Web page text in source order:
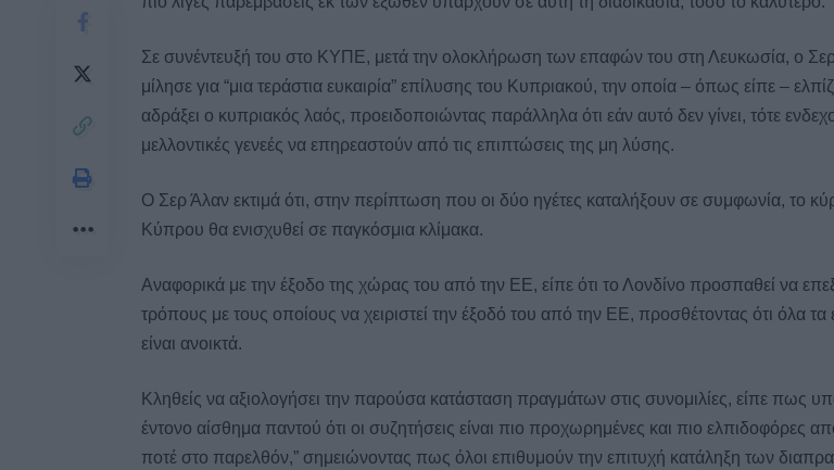
Σε συνέντευξή του στο ΚΥΠΕ, μετά την ολοκλήρωση των επαφών του στη Λευκωσία, ο
μίλησε για “μια τεράστια ευκαιρία” επίλυσης του Κυπριακού, την οποία – όπως είπε –
αδράξει ο κυπριακός λαός, προειδοποιώντας παράλληλα ότι εάν αυτό δεν γίνει, τότε
μελλοντικές γενεές να επηρεαστούν από τις επιπτώσεις της μη λύσης.
Ο Σερ Άλαν εκτιμά ότι, στην περίπτωση που οι δύο ηγέτες καταλήξουν σε συμφωνία, το
Κύπρου θα ενισχυθεί σε παγκόσμια κλίμακα.
Αναφορικά με την έξοδο της χώρας του από την ΕΕ, είπε ότι το Λονδίνο προσπαθεί να
τρόπους με τους οποίους να χειριστεί την έξοδό του από την ΕΕ, προσθέτοντας ότι όλα τα
είναι ανοικτά.
Κληθείς να αξιολογήσει την παρούσα κατάσταση πραγμάτων στις συνομιλίες, είπε πως
έντονο αίσθημα παντού ότι οι συζητήσεις είναι πιο προχωρημένες και πιο ελπιδοφόρες
ποτέ στο παρελθόν,” σημειώνοντας πως όλοι επιθυμούν την επιτυχή κατάληξη των